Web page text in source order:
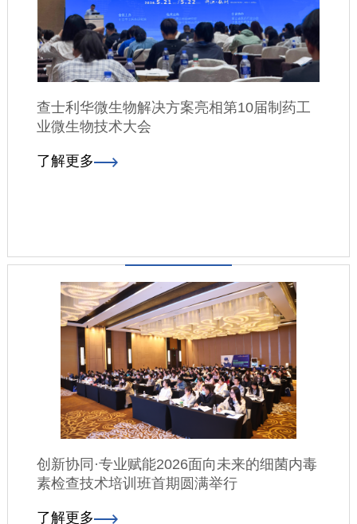
查士利华微生物解决方案亮相第10届制药工
业微生物技术大会
了解更多
创新协同·专业赋能2026面向未来的细菌内毒
素检查技术培训班首期圆满举行
了解更多